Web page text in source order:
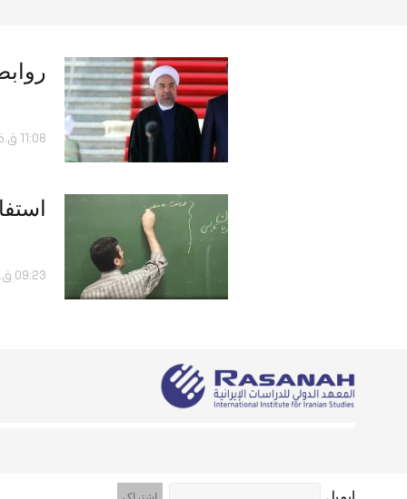
11:08 ق.ظ - 03 آوریل 2018
09:23 ق.ظ - 25 مارس 2018
ایمیل